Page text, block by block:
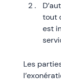
tout
est
Les